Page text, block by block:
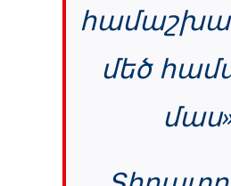
մեծ